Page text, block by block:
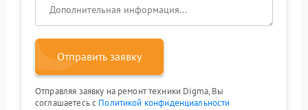
Отправить заявку
Отправляя заявку на ремонт техники Digma, Вы
соглашаетесь с Политикой конфиденциальности